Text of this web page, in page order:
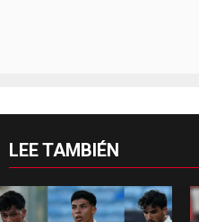
LEE TAMBIÉN